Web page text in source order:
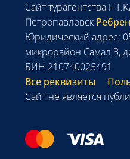
Сайт турагентства
Петропавловск
Юридический адрес:
микрорайон Самал 3,
БИН 210740025491
Все реквизиты
Сайт не является